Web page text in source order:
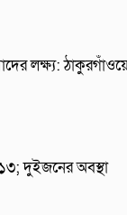
লক্ষ্য:
১৩; দুইজনের অবস্থা